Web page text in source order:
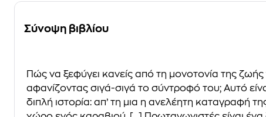
Σύνοψη βιβλίου
Πώς να ξεφύγει κανείς από τη μονοτονία της
αφανίζοντας σιγά-σιγά το σύντροφό του; Αυτό
διπλή ιστορία: απ’ τη μια η ανελέητη καταγραφή